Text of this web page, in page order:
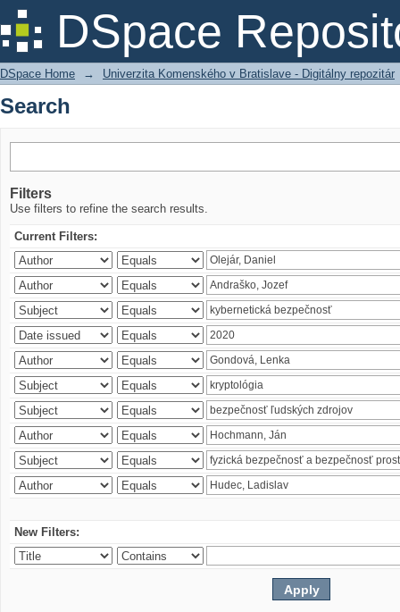
DSpace
Search
DSpace Home → Univerzita Komenského v Bratislave - Digitálny repozitár
Search
Filters
Use filters to refine the search results.
Current Filters:
New Filters: